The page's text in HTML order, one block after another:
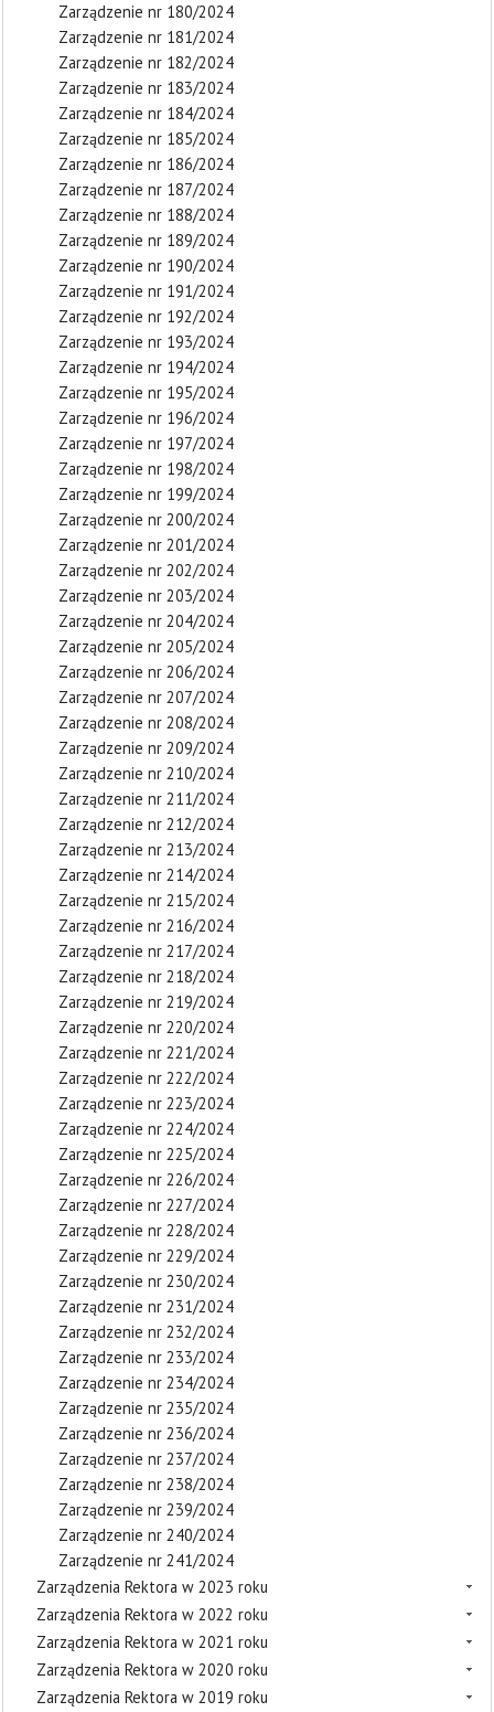
Zarządzenie nr 180/2024
Zarządzenie nr 181/2024
Zarządzenie nr 182/2024
Zarządzenie nr 183/2024
Zarządzenie nr 184/2024
Zarządzenie nr 185/2024
Zarządzenie nr 186/2024
Zarządzenie nr 187/2024
Zarządzenie nr 188/2024
Zarządzenie nr 189/2024
Zarządzenie nr 190/2024
Zarządzenie nr 191/2024
Zarządzenie nr 192/2024
Zarządzenie nr 193/2024
Zarządzenie nr 194/2024
Zarządzenie nr 195/2024
Zarządzenie nr 196/2024
Zarządzenie nr 197/2024
Zarządzenie nr 198/2024
Zarządzenie nr 199/2024
Zarządzenie nr 200/2024
Zarządzenie nr 201/2024
Zarządzenie nr 202/2024
Zarządzenie nr 203/2024
Zarządzenie nr 204/2024
Zarządzenie nr 205/2024
Zarządzenie nr 206/2024
Zarządzenie nr 207/2024
Zarządzenie nr 208/2024
Zarządzenie nr 209/2024
Zarządzenie nr 210/2024
Zarządzenie nr 211/2024
Zarządzenie nr 212/2024
Zarządzenie nr 213/2024
Zarządzenie nr 214/2024
Zarządzenie nr 215/2024
Zarządzenie nr 216/2024
Zarządzenie nr 217/2024
Zarządzenie nr 218/2024
Zarządzenie nr 219/2024
Zarządzenie nr 220/2024
Zarządzenie nr 221/2024
Zarządzenie nr 222/2024
Zarządzenie nr 223/2024
Zarządzenie nr 224/2024
Zarządzenie nr 225/2024
Zarządzenie nr 226/2024
Zarządzenie nr 227/2024
Zarządzenie nr 228/2024
Zarządzenie nr 229/2024
Zarządzenie nr 230/2024
Zarządzenie nr 231/2024
Zarządzenie nr 232/2024
Zarządzenie nr 233/2024
Zarządzenie nr 234/2024
Zarządzenie nr 235/2024
Zarządzenie nr 236/2024
Zarządzenie nr 237/2024
Zarządzenie nr 238/2024
Zarządzenie nr 239/2024
Zarządzenie nr 240/2024
Zarządzenie nr 241/2024
Zarządzenia Rektora w 2023 roku
Zarządzenia Rektora w 2022 roku
Zarządzenia Rektora w 2021 roku
Zarządzenia Rektora w 2020 roku
Zarządzenia Rektora w 2019 roku